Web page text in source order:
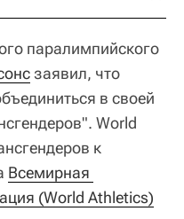
паралимпийского
заявил, что
в своей
World
к
Всемирная
(World Athletics)